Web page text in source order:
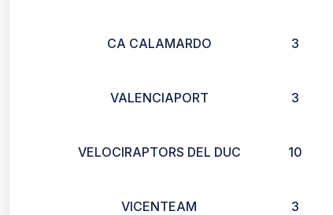
CA CALAMARDO 3
VALENCIAPORT 3
VELOCIRAPTORS DEL DUC 10
VICENTEAM 3